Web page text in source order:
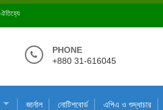
ঐতিহ্যে
PHONE
+880 31-616045
জার্নাল নোটিশবোর্ড এপিএ ও শুদ্ধাচার